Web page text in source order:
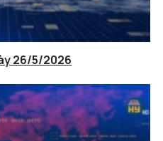
26/5/2026